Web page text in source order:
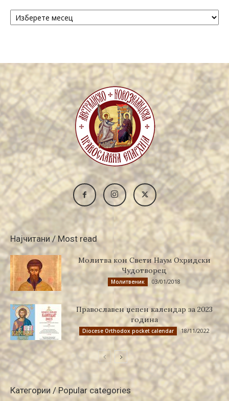
Архива
Најчитани / Most read
Молитва кон Свети Наум Охридски
Чудотворец
Молитвеник 03/01/2018
Православен џепен календар за 2023
година
Diocese Orthodox pocket calendar 18/11/2022
Категории / Popular categories